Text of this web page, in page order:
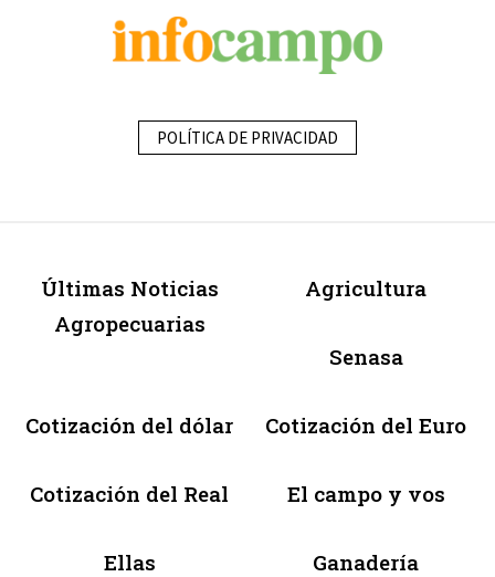
POLÍTICA DE PRIVACIDAD
Últimas Noticias
Agropecuarias
Agricultura
Senasa
Cotización del dólar Cotización del Euro
Cotización del Real El campo y vos
Ellas Ganadería